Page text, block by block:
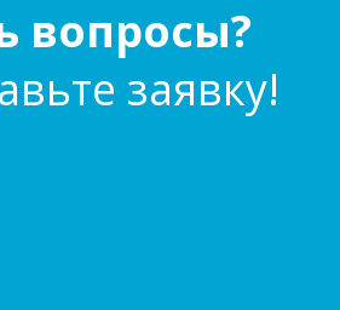
вопросы?
заявку!